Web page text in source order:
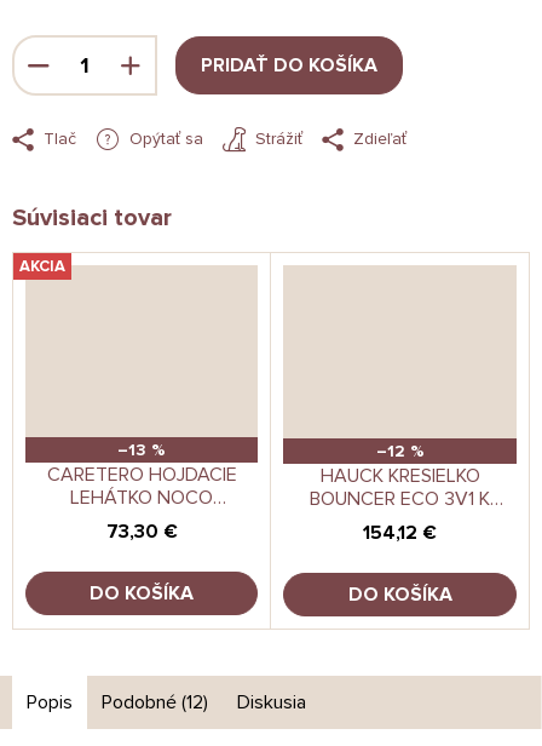
PRIDAŤ DO KOŠÍKA
Tlač Opýtať sa Strážiť Zdieľať
Súvisiaci tovar
AKCIA
–13 %
CARETERO HOJDACIE
LEHÁTKO NOCO
GRAPHITE
73,30 €
DO KOŠÍKA
–12 %
HAUCK KRESIELKO
BOUNCER ECO 3V1 K
STOLIČKE ALPHA+/BETA+
DEEP GREY
154,12 €
DO KOŠÍKA
Popis Podobné (12) Diskusia